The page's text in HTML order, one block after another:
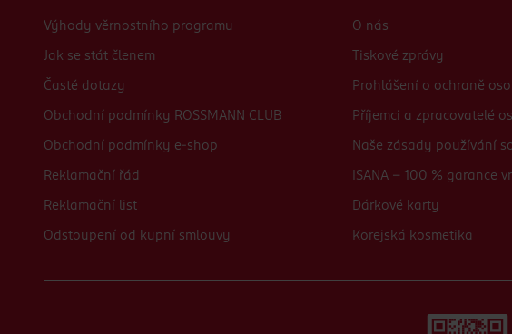
Výhody věrnostního programu
Jak se stát členem
Časté dotazy
Obchodní podmínky ROSSMANN CLUB
Obchodní podmínky e-shop
Reklamační řád
Reklamační list
Odstoupení od kupní smlouvy
O nás
Tiskové zprávy
Prohlášení o ochraně
Příjemci a zpracovatelé
Naše zásady používání
ISANA - 100 % garance
Dárkové karty
Korejská kosmetika